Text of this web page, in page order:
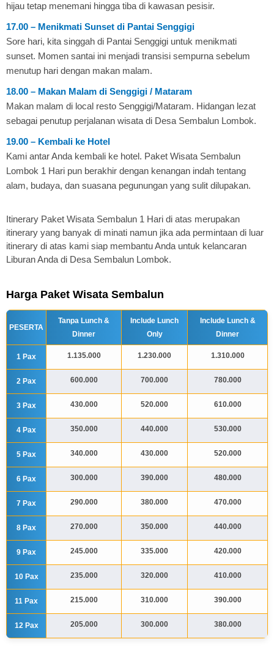
hijau tetap menemani hingga tiba di kawasan pesisir.
17.00 – Menikmati Sunset di Pantai Senggigi
Sore hari, kita singgah di Pantai Senggigi untuk menikmati
sunset. Momen santai ini menjadi transisi sempurna sebelum
menutup hari dengan makan malam.
18.00 – Makan Malam di Senggigi / Mataram
Makan malam di local resto Senggigi/Mataram. Hidangan lezat
sebagai penutup perjalanan wisata di Desa Sembalun Lombok.
19.00 – Kembali ke Hotel
Kami antar Anda kembali ke hotel. Paket Wisata Sembalun
Lombok 1 Hari pun berakhir dengan kenangan indah tentang
alam, budaya, dan suasana pegunungan yang sulit dilupakan.
Itinerary Paket Wisata Sembalun 1 Hari di atas merupakan
itinerary yang banyak di minati namun jika ada permintaan di luar
itinerary di atas kami siap membantu Anda untuk kelancaran
Liburan Anda di Desa Sembalun Lombok.
Harga Paket Wisata Sembalun
PESERTA
Tanpa Lunch &
Dinner
Include Lunch
Only
Include Lunch &
Dinner
1 Pax 1.135.000 1.230.000 1.310.000
2 Pax 600.000 700.000 780.000
3 Pax 430.000 520.000 610.000
4 Pax 350.000 440.000 530.000
5 Pax 340.000 430.000 520.000
6 Pax 300.000 390.000 480.000
7 Pax 290.000 380.000 470.000
8 Pax 270.000 350.000 440.000
9 Pax 245.000 335.000 420.000
10 Pax 235.000 320.000 410.000
11 Pax 215.000 310.000 390.000
12 Pax 205.000 300.000 380.000